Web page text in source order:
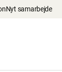
Nyt samarbejde